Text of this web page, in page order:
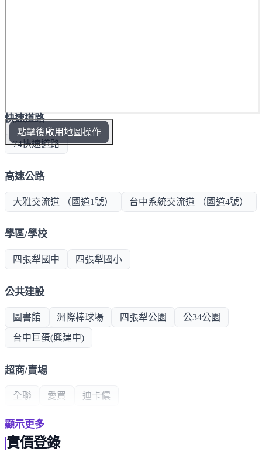
點擊後啟用地圖操作
快速道路
74快速道路
高速公路
大雅交流道 （國道1號） 台中系統交流道 （國道4號）
學區/學校
四張犁國中 四張犁國小
公共建設
圖書館 洲際棒球場 四張犁公園 公34公園
台中巨蛋(興建中)
超商/賣場
全聯 愛買 迪卡儂
熱門商圈
顯示更多
實價登錄